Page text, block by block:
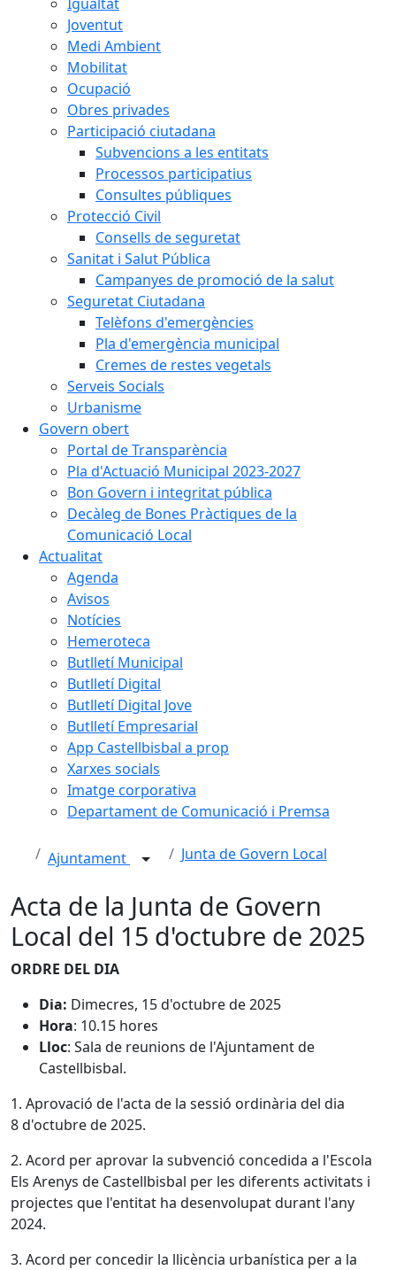
Joventut
Medi Ambient
Mobilitat
Ocupació
Obres privades
Participació ciutadana
Subvencions a les entitats
Processos participatius
Consultes públiques
Protecció Civil
Consells de seguretat
Sanitat i Salut Pública
Campanyes de promoció de la salut
Seguretat Ciutadana
Telèfons d'emergències
Pla d'emergència municipal
Cremes de restes vegetals
Serveis Socials
Urbanisme
Govern obert
Portal de Transparència
Pla d'Actuació Municipal 2023-2027
Bon Govern i integritat pública
Decàleg de Bones Pràctiques de la
Comunicació Local
Actualitat
Agenda
Avisos
Notícies
Hemeroteca
Butlletí Municipal
Butlletí Digital
Butlletí Digital Jove
Butlletí Empresarial
App Castellbisbal a prop
Xarxes socials
Imatge corporativa
Departament de Comunicació i Premsa
Ajuntament Junta de Govern Local
Acta de la Junta de Govern
Local del 15 d'octubre de 2025
ORDRE DEL DIA
Dia: Dimecres, 15 d'octubre de 2025
Hora: 10.15 hores
Lloc: Sala de reunions de l'Ajuntament de
Castellbisbal.
1. Aprovació de l'acta de la sessió ordinària del dia
8 d'octubre de 2025.
2. Acord per aprovar la subvenció concedida a l'Escola
Els Arenys de Castellbisbal per les diferents activitats i
projectes que l'entitat ha desenvolupat durant l'any
2024.
3. Acord per concedir la llicència urbanística per a la